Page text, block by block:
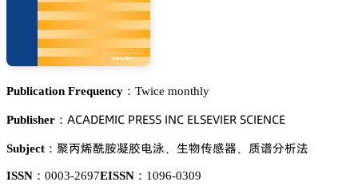
Publication Frequency： Twice monthly
Publisher： 嵻。嵻枀乊胦喊。 鵝葤乊偌偌 喊沟。 乊欄偌乊妯喊乊葤 偌。喊乊沟。乊
Subject： 蔮繐騃䇻甦㧦嫉醝祻、 璗醑卢咱裱、 魉蔥湿郪渑
ISSN： 0003-2697EISSN： 1096-0309